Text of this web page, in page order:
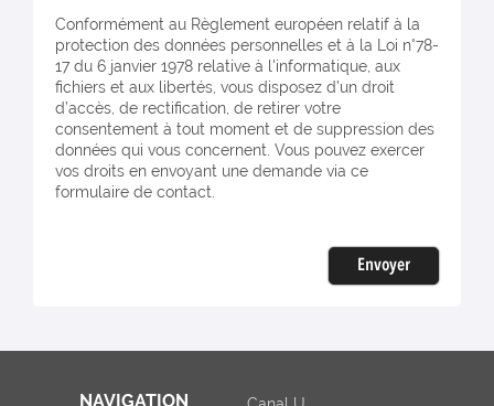
Conformément au Règlement européen relatif à la
protection des données personnelles et à la Loi n°78-
17 du 6 janvier 1978 relative à l'informatique, aux
fichiers et aux libertés, vous disposez d’un droit
d’accès, de rectification, de retirer votre
consentement à tout moment et de suppression des
données qui vous concernent. Vous pouvez exercer
vos droits en envoyant une demande via ce
formulaire de contact.
Envoyer
NAVIGATION